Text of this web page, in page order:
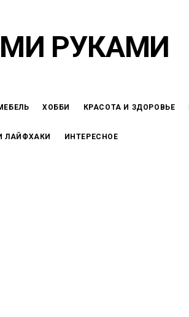
ХОББИ КРАСОТА И ЗДОРОВЬЕ
ЛАЙФХАКИ ИНТЕРЕСНОЕ